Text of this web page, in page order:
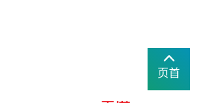
页首